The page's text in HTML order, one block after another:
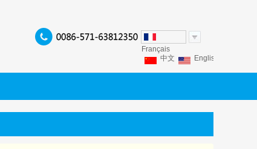
Français
中文
English
Español
Italiano